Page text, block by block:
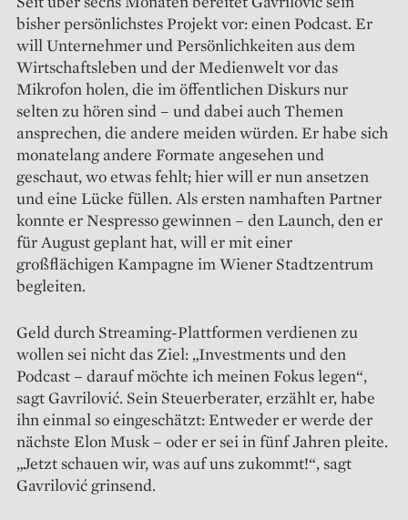
bisher persönlichstes Projekt vor: einen Podcast. Er
will Unternehmer und Persönlichkeiten aus dem
Wirtschaftsleben und der Medienwelt vor das
Mikrofon holen, die im öffentlichen Diskurs nur
selten zu hören sind – und dabei auch Themen
ansprechen, die andere meiden würden. Er habe sich
monatelang andere Formate angesehen und
geschaut, wo etwas fehlt; hier will er nun ansetzen
und eine Lücke füllen. Als ersten namhaften Partner
konnte er Nespresso gewinnen – den Launch, den er
für August geplant hat, will er mit einer
großflächigen Kampagne im Wiener Stadtzentrum
begleiten.
Geld durch Streaming-Platt­formen verdienen zu
wollen sei nicht das Ziel: „Investments und den
Podcast – darauf möchte ich meinen Fokus legen“,
sagt Gavrilović. Sein Steuerberater, erzählt er, habe
ihn einmal so eingeschätzt: Entweder er werde der
nächste Elon Musk – oder er sei in fünf Jahren pleite.
„Jetzt schauen wir, was auf uns zukommt!“, sagt
Gavrilović grinsend.